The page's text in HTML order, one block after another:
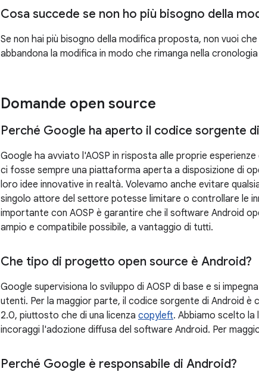
Cosa succede se non ho più bisogno della
Se non hai più bisogno della modifica proposta, non vuoi
abbandona la modifica in modo che rimanga nella
Domande open source
Perché Google ha aperto il codice sorgente
Google ha avviato l'AOSP in risposta alle proprie
ci fosse sempre una piattaforma aperta a disposizione di
loro idee innovative in realtà. Volevamo anche evitare
singolo attore del settore potesse limitare o controllare le
importante con AOSP è garantire che il software Android
ampio e compatibile possibile, a vantaggio di tutti.
Che tipo di progetto open source è Android?
Google supervisiona lo sviluppo di AOSP di base e si
utenti. Per la maggior parte, il codice sorgente di Android è
2.0, piuttosto che di una licenza copyleft. Abbiamo scelto la
incoraggi l'adozione diffusa del software Android. Per
Perché Google è responsabile di Android?